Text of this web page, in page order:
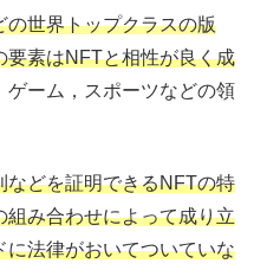
の世界トップクラスの版
要素はNFTと相性が良く成
ゲーム，スポーツなどの領
どを証明できるNFTの特
み合わせによって成り立
法律がおいてついていな